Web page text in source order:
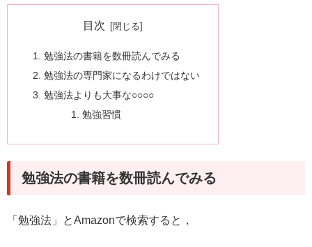
目次
勉強法の書籍を数冊読んでみる
勉強法の専門家になるわけではない
勉強法よりも大事な○○○○
勉強習慣
勉強法の書籍を数冊読んでみる
「勉強法」とAmazonで検索すると，